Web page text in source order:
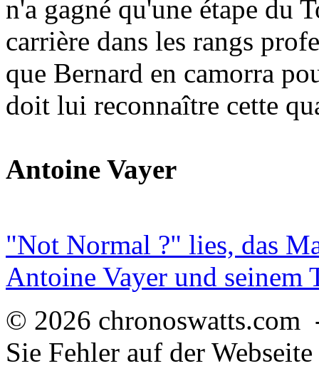
n'a gagné qu'une étape du
carrière dans les rangs
que Bernard en camorra
doit lui reconnaître cette
Antoine Vayer
"Not Normal ?" lies, das
Antoine Vayer und seinem
© 2026
Sie Fehler auf der